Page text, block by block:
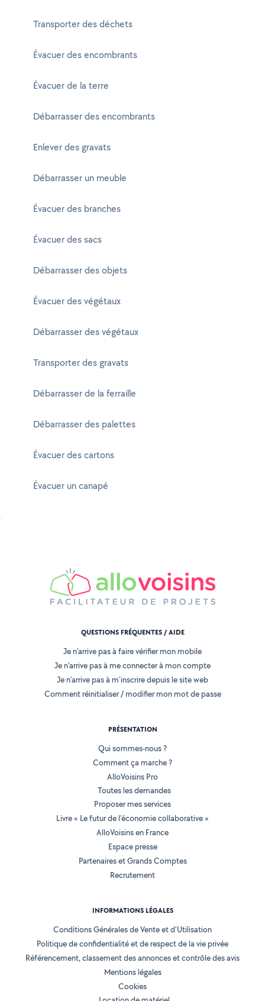
Transporter des déchets
Évacuer des encombrants
Évacuer de la terre
Débarrasser des encombrants
Enlever des gravats
Débarrasser un meuble
Évacuer des branches
Évacuer des sacs
Débarrasser des objets
Évacuer des végétaux
Débarrasser des végétaux
Transporter des gravats
Débarrasser de la ferraille
Débarrasser des palettes
Évacuer des cartons
Évacuer un canapé
QUESTIONS FRÉQUENTES / AIDE
Je n'arrive pas à faire vérifier mon mobile
Je n'arrive pas à me connecter à mon compte
Je n'arrive pas à m'inscrire depuis le site web
Comment réinitialiser / modifier mon mot de passe
PRÉSENTATION
Qui sommes-nous ?
Comment ça marche ?
AlloVoisins Pro
Toutes les demandes
Proposer mes services
Livre « Le futur de l'économie collaborative »
AlloVoisins en France
Espace presse
Partenaires et Grands Comptes
Recrutement
INFORMATIONS LÉGALES
Conditions Générales de Vente et d'Utilisation
Politique de confidentialité et de respect de la vie privée
Référencement, classement des annonces et contrôle des avis
Mentions légales
Cookies